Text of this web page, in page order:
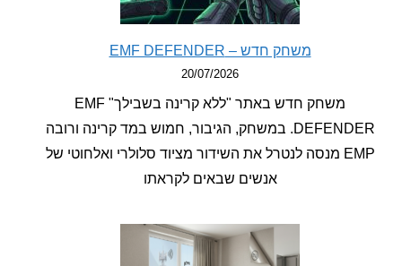
משחק חדש – EMF DEFENDER
20/07/2026
משחק חדש באתר "ללא קרינה בשבילך" EMF
DEFENDER. במשחק, הגיבור, חמוש במד קרינה ורובה
EMP מנסה לנטרל את השידור מציוד סלולרי ואלחוטי של
אנשים שבאים לקראתו